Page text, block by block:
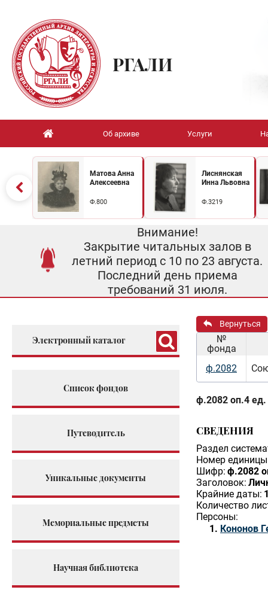
РГАЛИ
Об архиве Услуги
Матова Анна
Алексеевна
Ф.800
Лиснянская
Инна Львовна
Ф.3219
Внимание!
Закрытие читальных залов в
летний период с 10 по 23 августа.
Последний день приема
требований 31 июля.
Электронный каталог
Список фондов
Путеводитель
Уникальные документы
Мемориальные предметы
Научная библиотека
Вернуться
№
фонда
ф.2082
ф.2082 оп.4 ед.
СВЕДЕНИЯ
Раздел
Номер единицы
Шифр: ф.2082
Заголовок:
Крайние даты:
Количество
Персоны:
Кононов